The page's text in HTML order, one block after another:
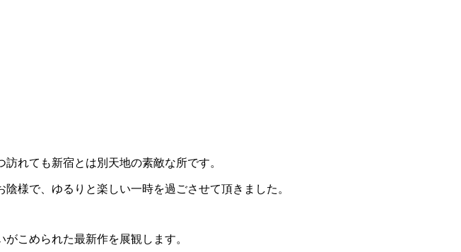
れても新宿とは別天地の素敵な所です。
様で、ゆるりと楽しい一時を過ごさせて頂きました。
こめられた最新作を展観します。